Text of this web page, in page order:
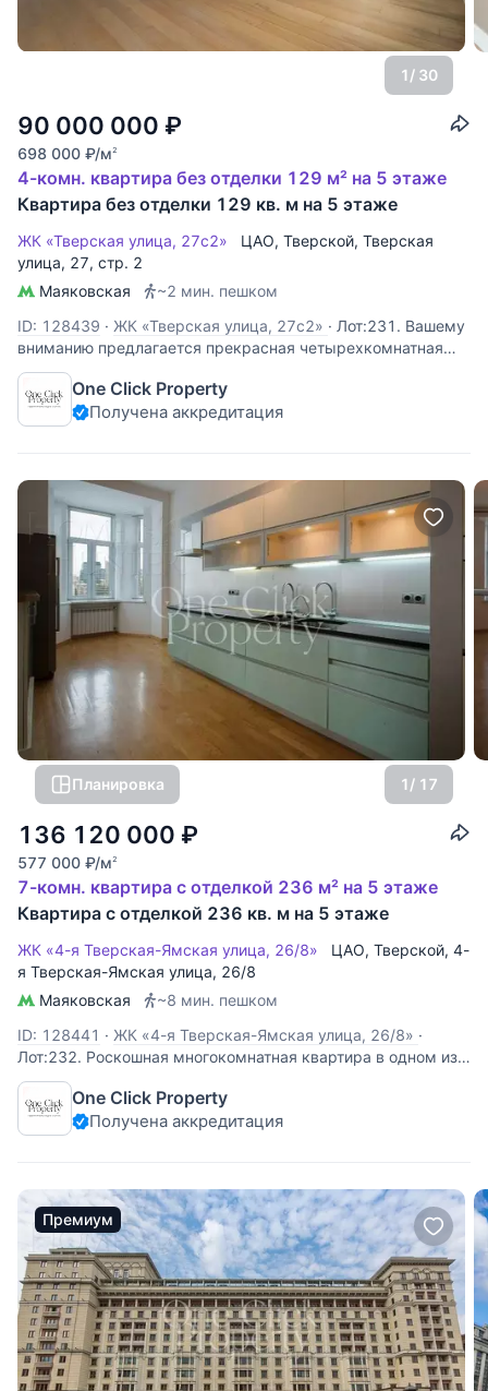
1 / 30
90 000 000 ₽
698 000 ₽/м2
4-комн. квартира без отделки 129 м² на 5 этаже
Квартира без отделки 129 кв. м на 5 этаже
ЖК «Тверская улица, 27с2» ЦАО, Тверской, Тверская
улица, 27, стр. 2
Маяковская
~2 мин. пешком
ID: 128439 · ЖК «Тверская улица, 27с2» · Лот:231. Вашему
вниманию предлагается прекрасная четырехкомнатная
квартира в центре Москвы.Удобное фунцкионально-
планировочное решение предусматривает просторную
кухню-столовую, гостиную с действующим камином,
One Click Property
Получена аккредитация
Планировка 1/ 17
136 120 000 ₽
577 000 ₽/м2
7-комн. квартира с отделкой 236 м² на 5 этаже
Квартира с отделкой 236 кв. м на 5 этаже
ЖК «4-я Тверская-Ямская улица, 26/8» ЦАО, Тверской, 4-
я Тверская-Ямская улица, 26/8
Маяковская
~8 мин. пешком
ID: 128441 · ЖК «4-я Тверская-Ямская улица, 26/8» ·
Лот:232. Роскошная многокомнатная квартира в одном из
самых престижных мест Москвы – Тверском районе, в
знаменитом доходном доме начала XX века. Огромное
пространство площадью в 236 кв. м включает в себя
One Click Property
Получена аккредитация
Премиум